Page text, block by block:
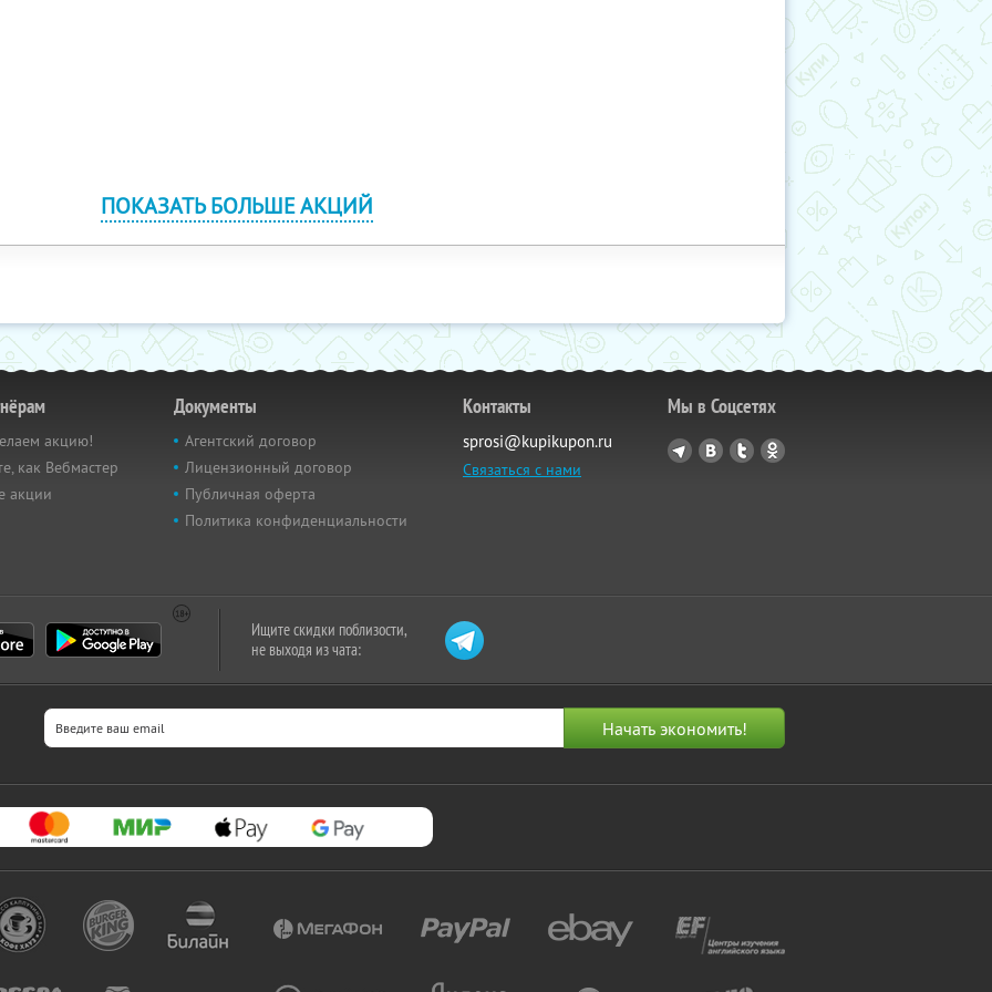
ПОКАЗАТЬ БОЛЬШЕ АКЦИЙ
акцию!
как Вебмастер
акции
Документы
Агентский договор
Лицензионный договор
Публичная оферта
Политика конфиденциальности
Контакты
sprosi@kupikupon.ru
Связаться с нами
Мы в Соцсетях
Ищите скидки поблизости,
не выходя из чата: